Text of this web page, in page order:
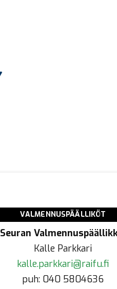
VALMENNUSPÄÄLLIKÖT
Seuran
Kalle Parkkari
kalle.parkkari@raifu.fi
puh: 040 5804636